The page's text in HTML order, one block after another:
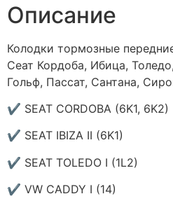
Описание
Колодки тормозные
Сеат Кордоба, Ибица,
Гольф, Пассат, Сантана,
✔ SEAT CORDOBA (6K1, 6K2)
✔ SEAT IBIZA II (6K1)
✔ SEAT TOLEDO I (1L2)
✔ VW CADDY I (14)